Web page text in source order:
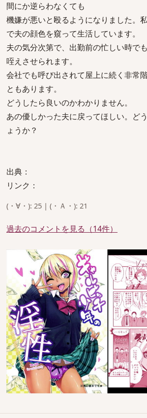
間にか逆らわなくても
機嫌が悪いと殴るようになりました。
で夫の顔色を窺って生活しています。
夫の気分次第で、出勤前の忙しい時で
咥えさせられます。
会社でも呼び出されて屋上に続く非常
ともあります。
どうしたら良いのかわかりません。
あの優しかった夫に戻ってほしい。ど
ょうか？
出典：
リンク：
(・∀・): 25 | (・Ａ・): 21
過去のコメントを見る（14件）